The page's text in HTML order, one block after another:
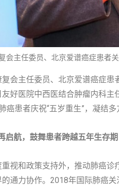
会主任委员、北京爱谱癌症患者
会主任委员、北京爱谱癌症
好医院中西医结合肿瘤内科
癌患者庆祝“五岁重生”，凝结
启航，鼓舞患者跨越五年生存期
视和政策支持外，推动肺癌诊
通力协作。2018年国际肺癌